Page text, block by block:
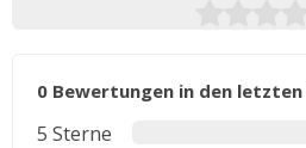
0 Bewertungen in den
5 Sterne